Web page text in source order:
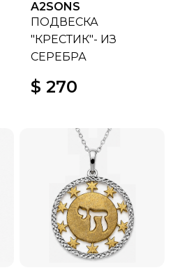
A2SONS
ПОДВЕСКА
"КРЕСТИК"- ИЗ
СЕРЕБРА
$ 270